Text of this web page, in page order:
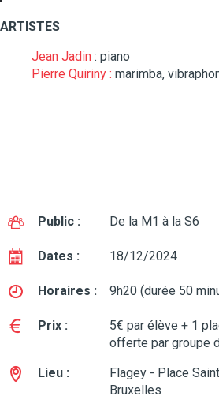
ARTISTES
Jean Jadin : piano
Pierre Quiriny : marimba,
Public : De la M1 à la S6
Dates : 18/12/2024
Horaires : 9h20 (durée 50
Prix :
5€ par élève + 1
offerte par groupe
Lieu :
Flagey - Place
Bruxelles